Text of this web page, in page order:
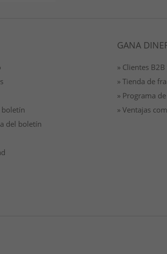
boletín
del boletín
GANA
» Clientes
» Tienda de
» Programa
» Ventajas